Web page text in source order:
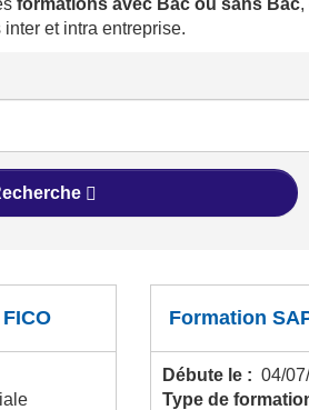
formations avec Bac ou sans Bac,
et intra entreprise.
Formation
Débute le : 04/
Type de